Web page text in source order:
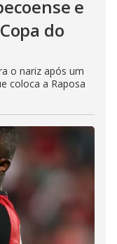
e
do
o nariz após um
coloca a Raposa